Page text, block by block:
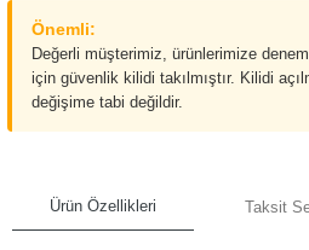
Önemli:
Değerli müşterimiz, ürünlerimize
için güvenlik kilidi takılmıştır. Kilidi
değişime tabi değildir.
Ürün Özellikleri Taksit